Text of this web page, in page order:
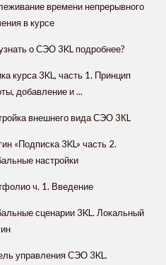
времени непрерывного
в курсе
о СЭО 3KL подробнее?
курса 3KL, часть 1. Принцип
добавление и ...
внешнего вида СЭО 3КL
«Подписка 3KL» часть 2.
настройки
ч. 1. Введение
сценарии 3KL. Локальный
управления СЭО 3KL.